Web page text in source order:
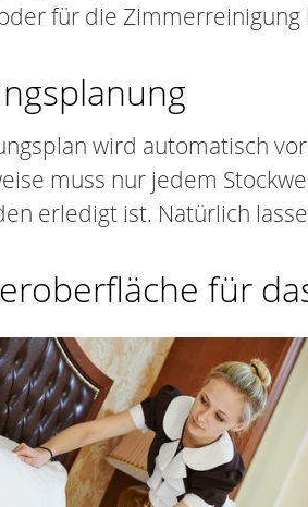
für die Zimmerreinigung
wird automatisch
muss nur jedem
erledigt ist. Natürlich
für